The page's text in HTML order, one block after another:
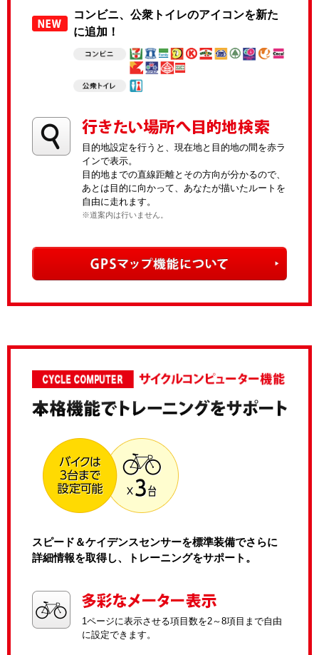
コンビニ、公衆トイレのアイコンを新た
に追加！
目的地設定を行うと、現在地と目的地の間を赤ラ
インで表示。
目的地までの直線距離とその方向が分かるので、
あとは目的に向かって、あなたが描いたルートを
自由に走れます。
※道案内は行いません。
スピード＆ケイデンスセンサーを標準装備でさらに
詳細情報を取得し、トレーニングをサポート。
1ページに表示させる項目数を2～8項目まで自由
に設定できます。